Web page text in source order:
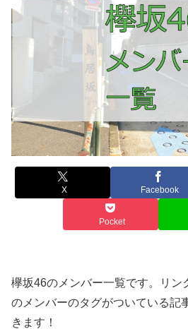
X Facebook
Pocket
欅坂46のメンバー一覧です。リン
のメンバーのタグがついている記
きます！